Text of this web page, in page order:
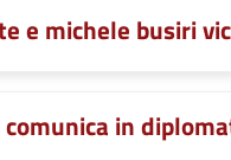
e michele busiri
in